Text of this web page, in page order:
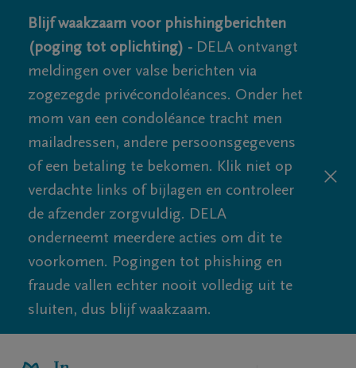
Blijf waakzaam voor phishingberichten
(poging tot oplichting) - DELA ontvangt
meldingen over valse berichten via
zogezegde privécondoléances. Onder het
mom van een condoléance tracht men
mailadressen, andere persoonsgegevens
of een betaling te bekomen. Klik niet op
verdachte links of bijlagen en controleer
de afzender zorgvuldig. DELA
onderneemt meerdere acties om dit te
voorkomen. Pogingen tot phishing en
fraude vallen echter nooit volledig uit te
sluiten, dus blijf waakzaam.